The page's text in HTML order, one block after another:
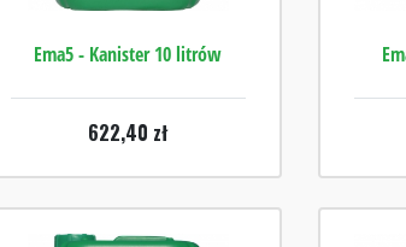
Ema5 - Kanister 10 litrów
622,40 zł